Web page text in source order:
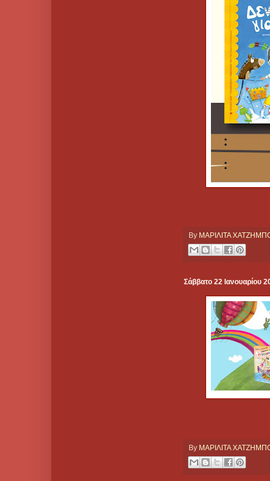
By ΜΑΡΙΛΙΤΑ
Σάββατο 22 Ιανουαρίου
By ΜΑΡΙΛΙΤΑ